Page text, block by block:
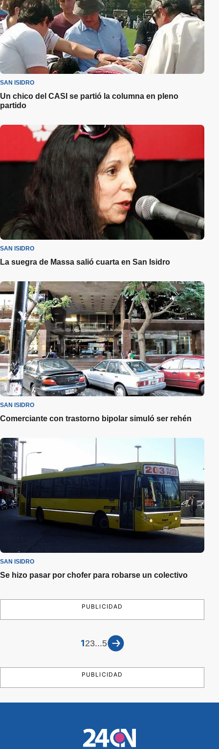
SAN ISIDRO
Un chico del CASI se partió la columna en pleno
partido
SAN ISIDRO
La suegra de Massa salió cuarta en San Isidro
SAN ISIDRO
Comerciante con trastorno bipolar simuló ser rehén
SAN ISIDRO
Se hizo pasar por chofer para robarse un colectivo
PUBLICIDAD
123...5
PUBLICIDAD